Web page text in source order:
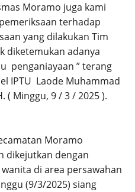
Moramo juga kami
terhadap
yang dilakukan Tim
diketemukan adanya
penganiayaan ” terang
IPTU Laode Muhammad
( Minggu, 9 / 3 / 2025 ).
Moramo
dikejutkan dengan
di area persawahan
(9/3/2025) siang